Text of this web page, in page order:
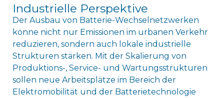
Industrielle Perspektive
Der Ausbau von Batterie-Wechselnetzwerken
könne nicht nur Emissionen im urbanen Verkehr
reduzieren, sondern auch lokale industrielle
Strukturen stärken. Mit der Skalierung von
Produktions-, Service- und Wartungsstrukturen
sollen neue Arbeitsplätze im Bereich der
Elektromobilität und der Batterietechnologie